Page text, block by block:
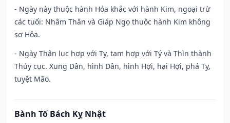
- Ngày này thuộc hành Hỏa khắc với hành Kim, ngoại trừ
các tuổi: Nhâm Thân và Giáp Ngọ thuộc hành Kim không
sợ Hỏa.
- Ngày Thân lục hợp với Tỵ, tam hợp với Tý và Thìn thành
Thủy cục. Xung Dần, hình Dần, hình Hợi, hại Hợi, phá Tỵ,
tuyệt Mão.
Bành Tổ Bách Kỵ Nhật